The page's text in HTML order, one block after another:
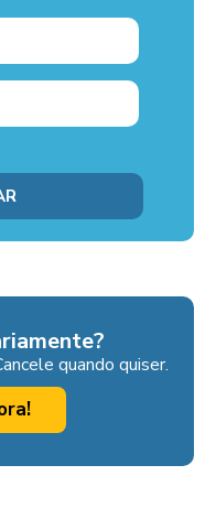
quando quiser.